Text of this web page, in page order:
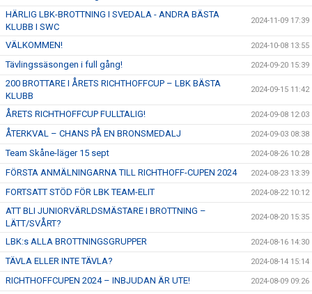
HÄRLIG LBK-BROTTNING I SVEDALA - ANDRA BÄSTA
KLUBB I SWC
2024-11-09 17:39
VÄLKOMMEN! 2024-10-08 13:55
Tävlingssäsongen i full gång! 2024-09-20 15:39
200 BROTTARE I ÅRETS RICHTHOFFCUP – LBK BÄSTA
KLUBB
2024-09-15 11:42
ÅRETS RICHTHOFFCUP FULLTALIG! 2024-09-08 12:03
ÅTERKVAL – CHANS PÅ EN BRONSMEDALJ 2024-09-03 08:38
Team Skåne-läger 15 sept 2024-08-26 10:28
FÖRSTA ANMÄLNINGARNA TILL RICHTHOFF-CUPEN 2024 2024-08-23 13:39
FORTSATT STÖD FÖR LBK TEAM-ELIT 2024-08-22 10:12
ATT BLI JUNIORVÄRLDSMÄSTARE I BROTTNING –
LÄTT/SVÅRT?
2024-08-20 15:35
LBK:s ALLA BROTTNINGSGRUPPER 2024-08-16 14:30
TÄVLA ELLER INTE TÄVLA? 2024-08-14 15:14
RICHTHOFFCUPEN 2024 – INBJUDAN ÄR UTE! 2024-08-09 09:26